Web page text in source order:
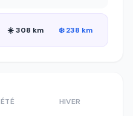
☀️ 308 km ❄️ 238 km
ÉTÉ HIVER